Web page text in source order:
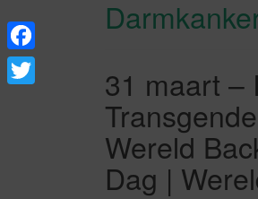
31 maart –
Wereld
Dag |
F